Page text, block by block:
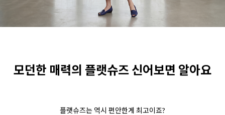
모던한 매력의 플랫슈즈 신어보면 알아요
플랫슈즈는 역시 편안한게 최고이죠?